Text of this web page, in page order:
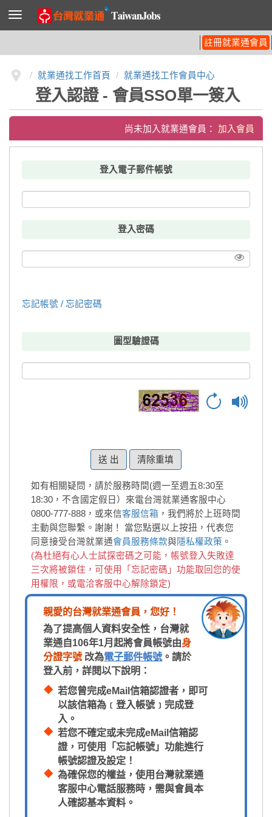
導
列
註冊就業通會員
就業通找工作首頁 就業通找工作會員中心
登入認證 - 會員SSO單一簽入
尚未加入就業通會員： 加入會員
登入電子郵件帳號
登入密碼
忘記帳號 / 忘記密碼
圖型驗證碼
清除重填
如有相關疑問，請於服務時間(週一至週五8:30至
18:30，不含國定假日）來電台灣就業通客服中心
0800-777-888，或來信客服信箱 ，我們將於上班時間
主動與您聯繫。謝謝！
當您點選以上按扭，代表您
同意接受台灣就業通會員服務條款與隱私權政策 。
(為杜絕有心人士試探密碼之可能，帳號登入失敗達
三次將被鎖住，可使用「忘記密碼」功能取回您的使
用權限，或電洽客服中心解除鎖定)
親愛的台灣就業通會員，您好！
為了提高個人資料安全性，台灣就
業通自106年1月起將會員帳號由身
分證字號改為電子郵件帳號 。請於
登入前，詳閱以下說明：
若您曾完成eMail信箱認證者，即可
以該信箱為﹝登入帳號﹞完成登
入。
若您不確定或未完成eMail信箱認
證，可使用「忘記帳號」功能進行
帳號認證及設定！
為確保您的權益，使用台灣就業通
客服中心電話服務時，需與會員本
人確認基本資料。